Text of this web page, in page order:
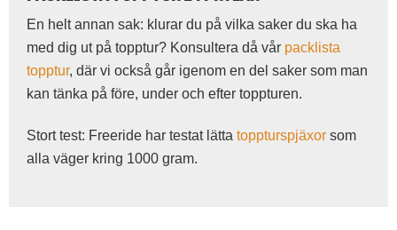
En helt annan sak: klurar du på vilka saker du ska ha
med dig ut på topptur? Konsultera då vår packlista
topptur, där vi också går igenom en del saker som man
kan tänka på före, under och efter toppturen.
Stort test: Freeride har testat lätta toppturspjäxor som
alla väger kring 1000 gram.